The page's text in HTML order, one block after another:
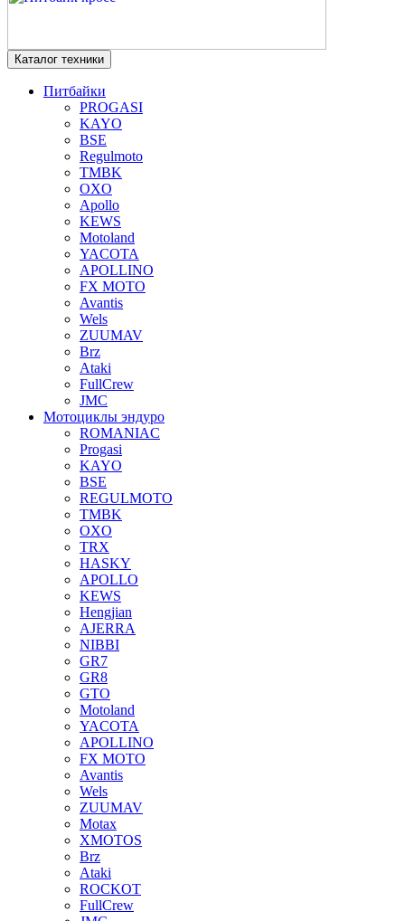
Каталог техники
Питбайки
PROGASI
KAYO
BSE
Regulmoto
TMBK
OXO
Apollo
KEWS
Motoland
YACOTA
APOLLINO
FX MOTO
Avantis
Wels
ZUUMAV
Brz
Ataki
FullCrew
JMC
Мотоциклы эндуро
ROMANIAC
Progasi
KAYO
BSE
REGULMOTO
TMBK
OXO
TRX
HASKY
APOLLO
KEWS
Hengjian
AJERRA
NIBBI
GR7
GR8
GTO
Motoland
YACOTA
APOLLINO
FX MOTO
Avantis
Wels
ZUUMAV
Motax
XMOTOS
Brz
Ataki
ROCKOT
FullCrew